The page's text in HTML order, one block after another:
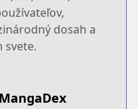
dosah a
svete.